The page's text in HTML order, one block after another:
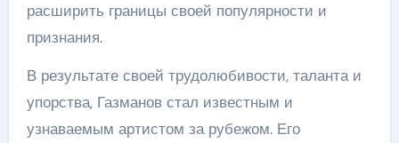
расширить границы своей популярности и
признания.
В результате своей трудолюбивости, таланта и
упорства, Газманов стал известным и
узнаваемым артистом за рубежом. Его